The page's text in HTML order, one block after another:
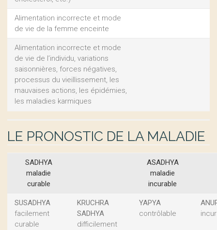
Alimentation incorrecte et mode
de vie de la femme enceinte
Alimentation incorrecte et mode
de vie de l’individu, variations
saisonnières, forces négatives,
processus du vieillissement, les
mauvaises actions, les épidémies,
les maladies karmiques
LE PRONOSTIC DE LA MALADIE
SADHYA
maladie
curable
ASADHYA
maladie
incurable
SUSADHYA
facilement
curable
KRUCHRA
SADHYA
difficilement
YAPYA
contrôlable